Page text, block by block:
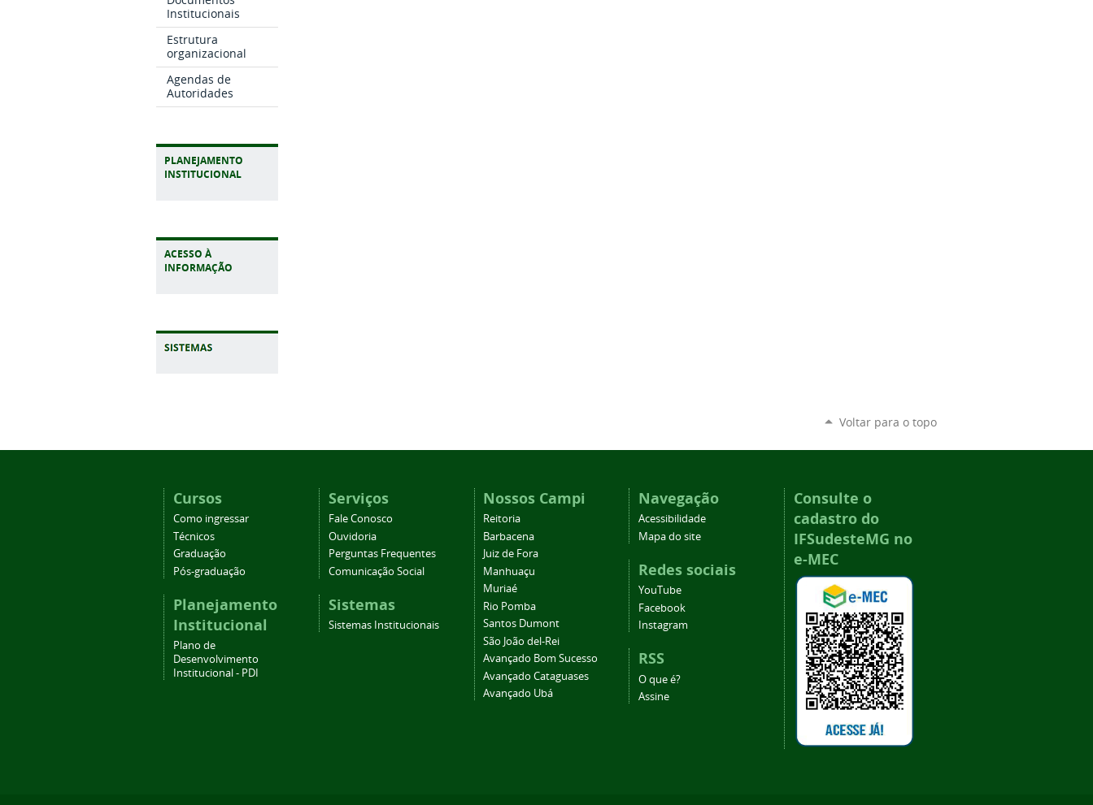
Institucionais
Estrutura
organizacional
Agendas de
Autoridades
PLANEJAMENTO
INSTITUCIONAL
ACESSO À
INFORMAÇÃO
Voltar para o topo
Cursos
Como ingressar
Técnicos
Graduação
Pós-graduação
Planejamento
Institucional
Plano de
Desenvolvimento
Institucional - PDI
Serviços
Fale Conosco
Ouvidoria
Perguntas Frequentes
Comunicação Social
Sistemas
Sistemas Institucionais
Nossos Campi
Reitoria
Barbacena
Juiz de Fora
Manhuaçu
Muriaé
Rio Pomba
Santos Dumont
São João del-Rei
Avançado Bom Sucesso
Avançado Cataguases
Avançado Ubá
Navegação
Acessibilidade
Mapa do site
Redes sociais
YouTube
Facebook
Instagram
RSS
O que é?
Assine
Consulte o
cadastro do
IFSudesteMG no
e-MEC